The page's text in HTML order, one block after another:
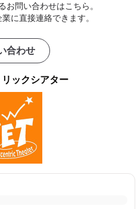
お問い合わせはこちら。
に直接連絡できます。
合わせ
ックシアター